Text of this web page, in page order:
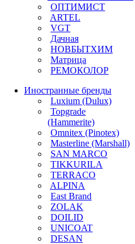
ОПТИМИСТ
ARTEL
VGT
Дачная
НОВБЫТХИМ
Матрица
РЕМОКОЛОР
Иностранные бренды
Luxium (Dulux)
Topgrade
(Hammerite)
Omnitex (Pinotex)
Masterline (Marshall)
SAN MARCO
TIKKURILA
TERRACO
ALPINA
East Brand
ZOLAK
DOILID
UNICOAT
DESAN